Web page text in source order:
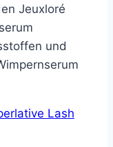
Jeuxloré
und
Lash